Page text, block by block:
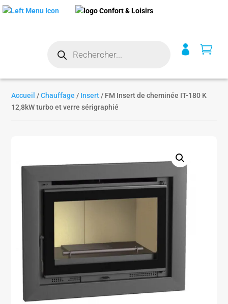
produits
 
Accueil /Chauffage / Insert / FM Insert de cheminée IT-180 K
12,8kW turbo et verre sérigraphié